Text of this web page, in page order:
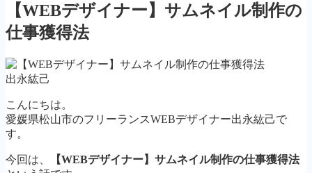
トップページ
プロフィール
インスパイアラボ
無料相談
Follow Me
【WEBデザイナー】サムネイル制作の
仕事獲得法
出永紘己
こんにちは。
愛媛県松山市のフリーランスWEBデザイナー出永紘己で
す。
今回は、
【WEBデザイナー】サムネイル制作の仕事獲得法